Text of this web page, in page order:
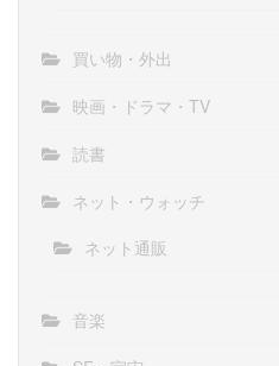
買い物・外出
映画・ドラマ・TV
読書
ネット・ウォッチ
ネット通販
音楽